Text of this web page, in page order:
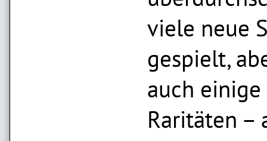
viele neue
gespielt,
auch einige
Raritäten –